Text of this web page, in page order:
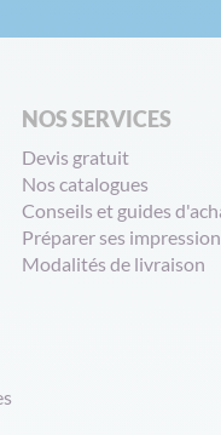
NOS SERVICES
Devis gratuit
Nos catalogues
Conseils et guides
Préparer ses
Modalités de livraison